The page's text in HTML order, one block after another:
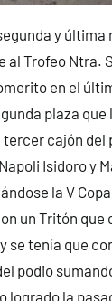
y última
al Trofeo Ntra.
en el
plaza que
cajón del
Isidoro y
la V
un Tritón que
se tenía que
podio
logrado la